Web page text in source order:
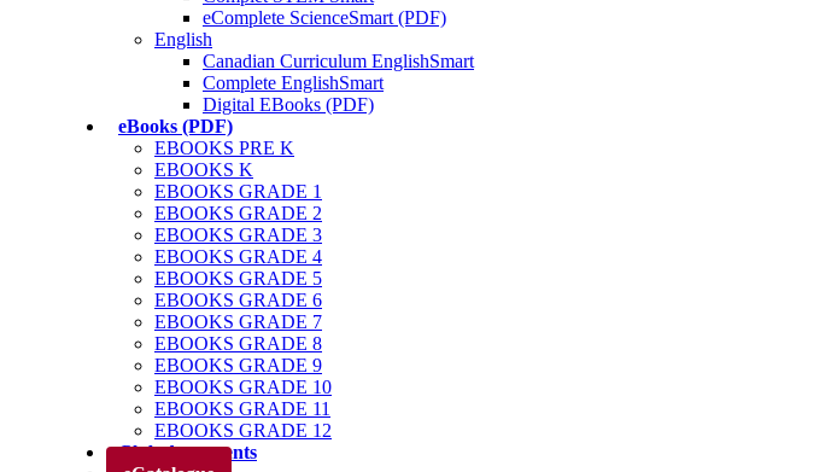
eComplete ScienceSmart (PDF)
English
Canadian Curriculum EnglishSmart
Complete EnglishSmart
Digital EBooks (PDF)
eBooks (PDF)
EBOOKS PRE K
EBOOKS K
EBOOKS GRADE 1
EBOOKS GRADE 2
EBOOKS GRADE 3
EBOOKS GRADE 4
EBOOKS GRADE 5
EBOOKS GRADE 6
EBOOKS GRADE 7
EBOOKS GRADE 8
EBOOKS GRADE 9
EBOOKS GRADE 10
EBOOKS GRADE 11
EBOOKS GRADE 12
Club des parents